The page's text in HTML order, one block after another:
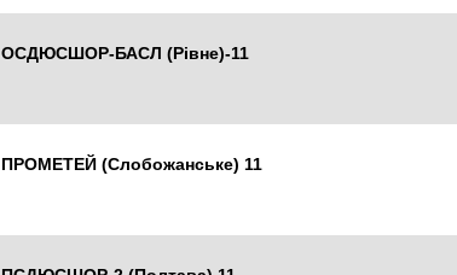
ОСДЮСШОР-БАСЛ (Рівне)-11
ПРОМЕТЕЙ (Слобожанське) 11